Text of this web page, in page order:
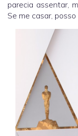
parecia assentar,
Se me casar,